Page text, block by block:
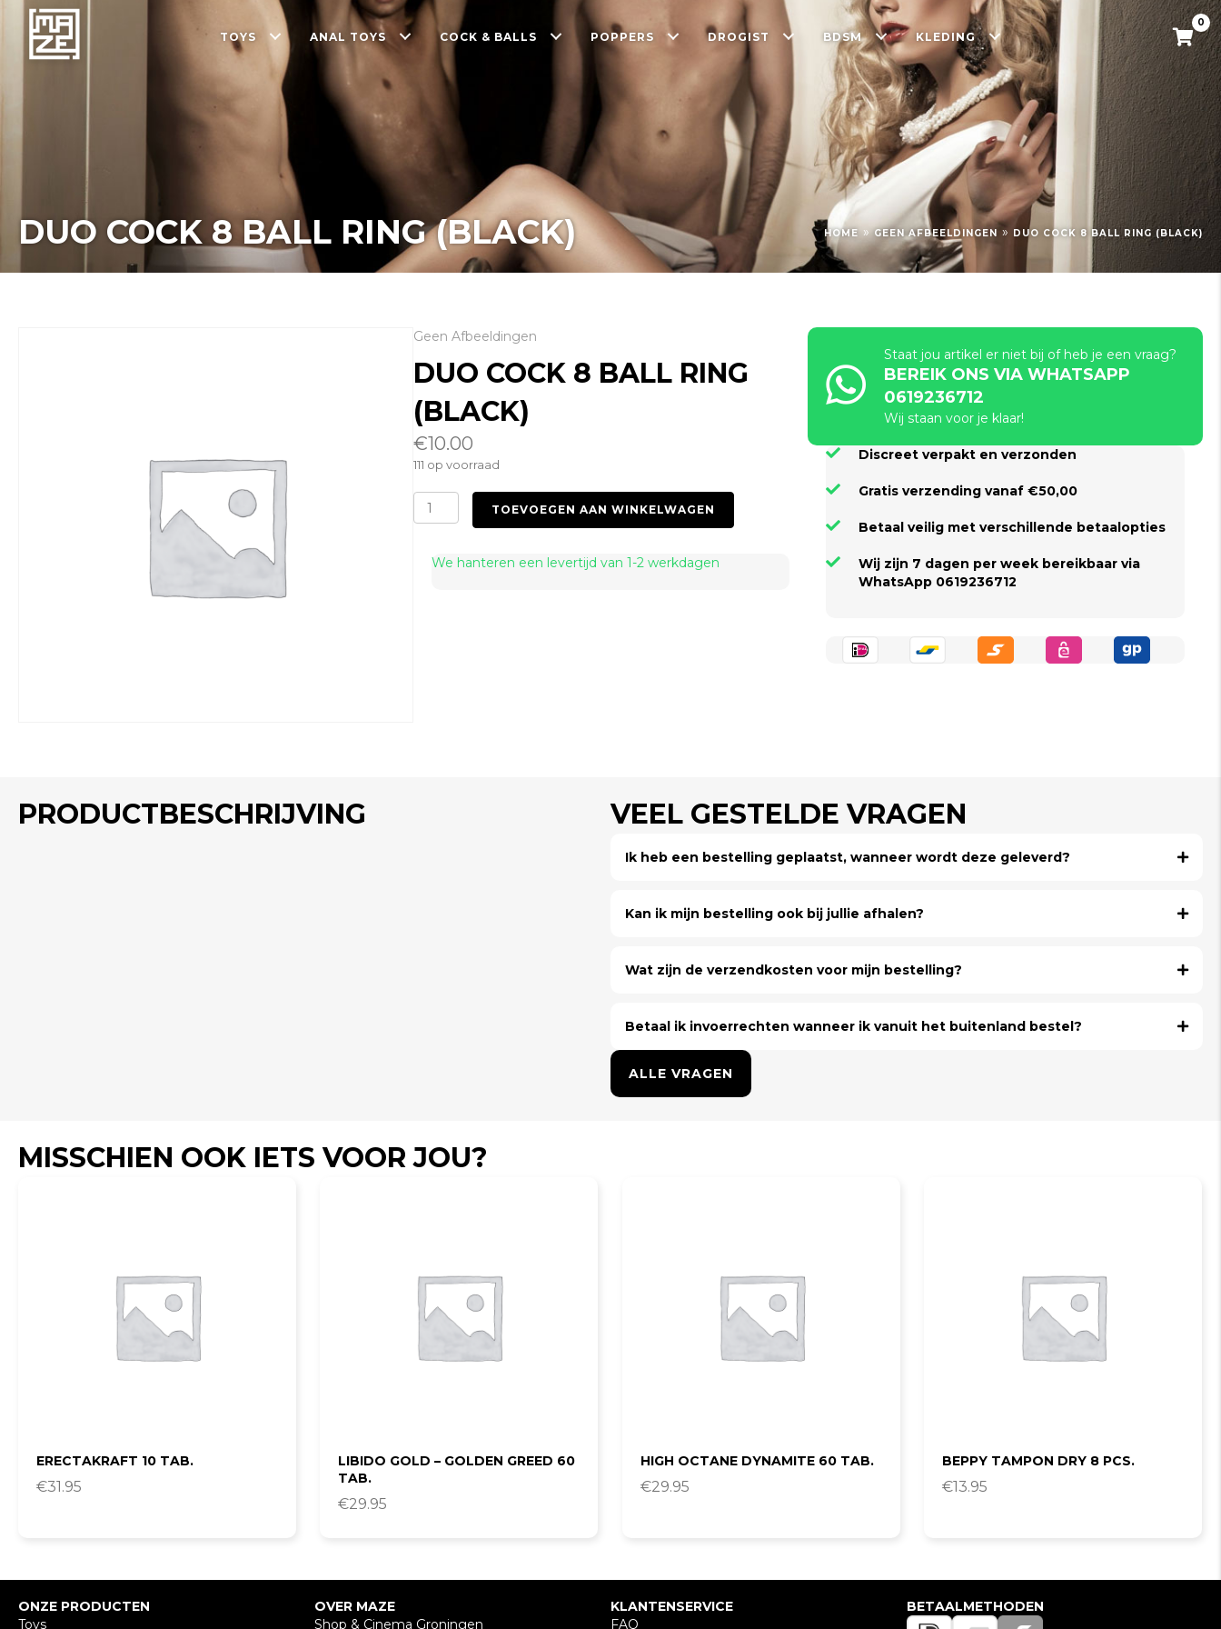
TOYS ANAL TOYS COCK & BALLS POPPERS DROGIST BDSM KLEDING
0
DUO COCK 8 BALL RING (BLACK) HOME » GEEN AFBEELDINGEN » DUO COCK 8 BALL RING (BLACK)
Geen Afbeeldingen
DUO COCK 8 BALL RING
(BLACK)
€10.00
111 op voorraad
Duo
Cock
Ball
Ring
TOEVOEGEN AAN WINKELWAGEN
We hanteren een levertijd van 1-2 werkdagen
Staat jou artikel er niet bij of heb je een vraag?
BEREIK ONS VIA WHATSAPP
0619236712
Wij staan voor je klaar!
Discreet verpakt en verzonden
Gratis verzending vanaf €50,00
Betaal veilig met verschillende betaalopties
Wij zijn 7 dagen per week bereikbaar via
WhatsApp 0619236712
PRODUCTBESCHRIJVING VEEL GESTELDE VRAGEN
Ik heb een bestelling geplaatst, wanneer wordt deze geleverd?
Kan ik mijn bestelling ook bij jullie afhalen?
Wat zijn de verzendkosten voor mijn bestelling?
Betaal ik invoerrechten wanneer ik vanuit het buitenland bestel?
ALLE VRAGEN
MISSCHIEN OOK IETS VOOR JOU?
ERECTAKRAFT 10 TAB.
€31.95
LIBIDO GOLD – GOLDEN GREED 60
TAB.
€29.95
HIGH OCTANE DYNAMITE 60 TAB.
€29.95
BEPPY TAMPON DRY 8 PCS.
€13.95
ONZE PRODUCTEN
Toys
OVER MAZE
Shop & Cinema Groningen
KLANTENSERVICE
FAQ
BETAALMETHODEN